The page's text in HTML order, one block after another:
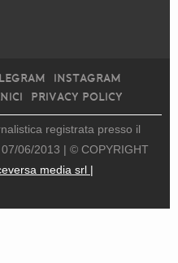
INSTAGRAM
PRIVACY POLICY
registrata presso il
06/2013 | © COPYRIGHT
media srl |